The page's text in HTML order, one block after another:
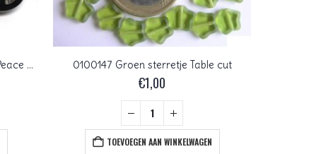
0010092 Jet Travertin Table Cut Peace Bead. 4 Pc. 0100147 Groen sterretje Table cut
€1,00
TOEVOEGEN AAN WINKELWAGEN